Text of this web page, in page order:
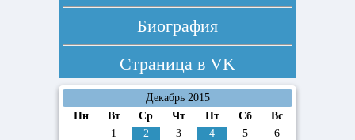
Биография
Страница в VK
Декабрь 2015
Пн
Вт Ср Чт Пт Сб
Вс
1
2 3 4 5
6